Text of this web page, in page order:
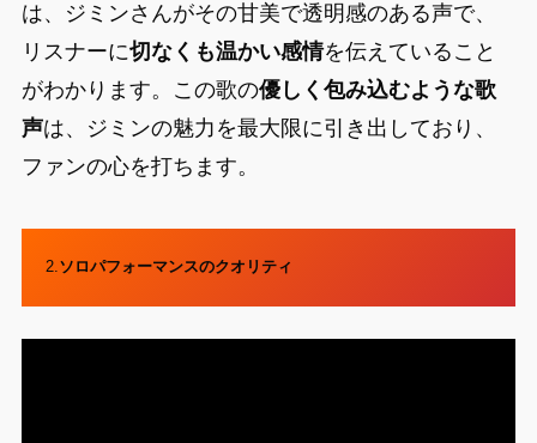
は、ジミンさんがその甘美で透明感のある声で、
リスナーに切なくも温かい感情を伝えていること
がわかります。この歌の優しく包み込むような歌
声は、ジミンの魅力を最大限に引き出しており、
ファンの心を打ちます。
2.ソロパフォーマンスのクオリティ